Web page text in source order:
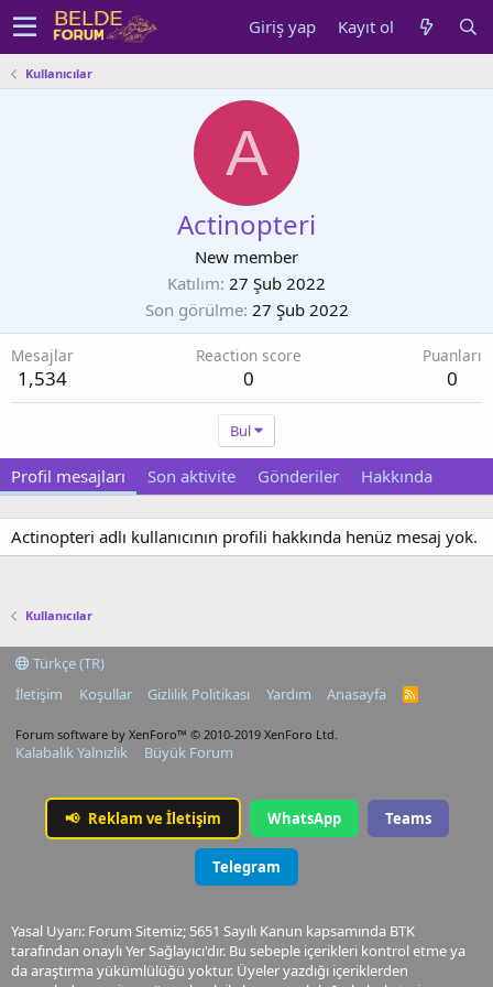
Giriş yap Kayıt ol
Kullanıcılar
A
Actinopteri
New member
Katılım 27 Şub 2022
Son görülme 27 Şub 2022
Mesajlar
1,534
Reaction score
0
Puanları
0
Bul
Profil mesajları Son aktivite Gönderiler Hakkında
Actinopteri adlı kullanıcının profili hakkında henüz mesaj yok.
Kullanıcılar
Türkçe (TR)
İletişim
Koşullar Gizlilik Politikası Yardım Anasayfa
R
Forum software by XenForo™ © 2010-2019 XenForo Ltd.
Kalabalık Yalnızlık Büyük Forum
📢 Reklam ve İletişim WhatsApp Teams
Telegram
Yasal Uyarı: Forum Sitemiz; 5651 Sayılı Kanun kapsamında BTK
tarafından onaylı Yer Sağlayıcı'dır. Bu sebeple içerikleri kontrol etme ya
da araştırma yükümlülüğü yoktur. Üyeler yazdığı içeriklerden